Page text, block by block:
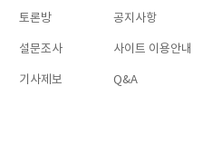
토론방
설문조사
기사제보
공지사항
사이트 이용안내
Q&A